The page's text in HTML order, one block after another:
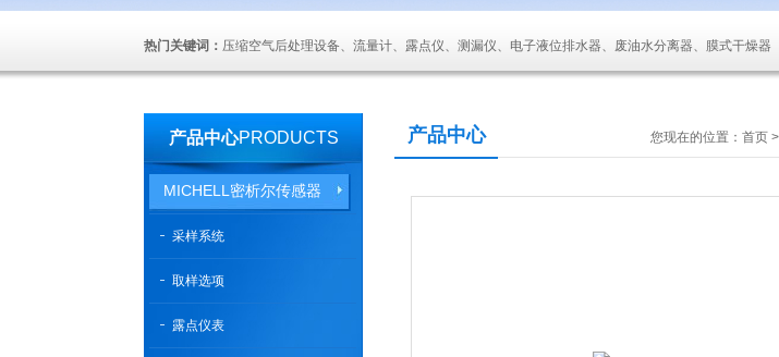
热门关键词： 压缩空气后处理设备、流量计、露点仪、测漏仪、电子液位排水器、废油水分离器、膜式干燥器
产品中心PRODUCTS
MICHELL密析尔传感器
采样系统
取样选项
露点仪表
产品中心 您现在的位置： 首页 >